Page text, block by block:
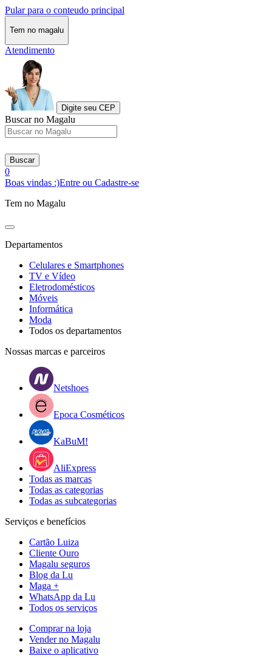
Pular para o conteudo principal
Tem no magalu
Atendimento
Digite seu CEP
Buscar no Magalu
Buscar
0
Boas vindas :)Entre ou Cadastre-se
Tem no Magalu
Departamentos
Celulares e Smartphones
TV e Vídeo
Eletrodomésticos
Móveis
Informática
Moda
Todos os departamentos
Nossas marcas e parceiros
Netshoes
Epoca Cosméticos
KaBuM!
AliExpress
Todas as marcas
Todas as categorias
Todas as subcategorias
Serviços e benefícios
Cartão Luiza
Cliente Ouro
Magalu seguros
Blog da Lu
Maga +
WhatsApp da Lu
Todos os serviços
Comprar na loja
Vender no Magalu
Baixe o aplicativo